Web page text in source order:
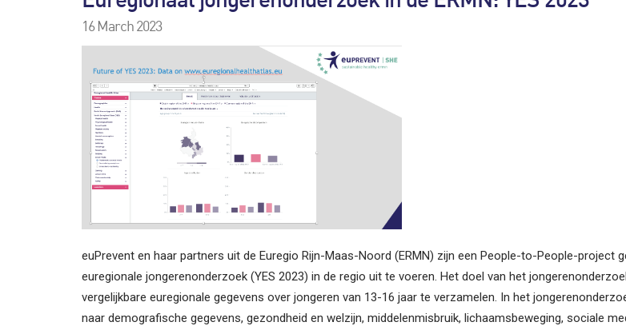
16 March 2023
euPrevent en haar partners uit de Euregio Rijn-Maas-Noord (ERMN) zijn een People-to-People-project
euregionale jongerenonderzoek (YES 2023) in de regio uit te voeren. Het doel van het
vergelijkbare euregionale gegevens over jongeren van 13-16 jaar te verzamelen. In het
naar demografische gegevens, gezondheid en welzijn, middelenmisbruik, lichaamsbeweging, sociale